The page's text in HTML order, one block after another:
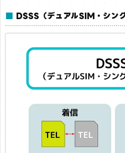
DSSS（デュアルSIM・シン